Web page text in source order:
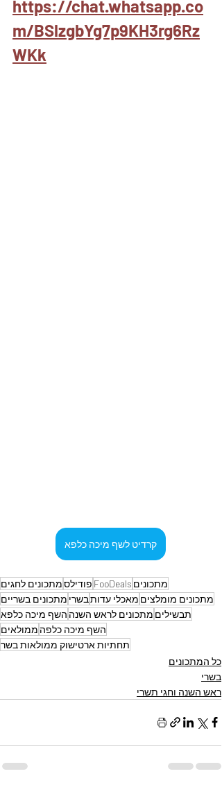
https://chat.whatsapp.co
m/BSlzgbYg7p9KH3rg6Rz
WKk
קרדיט לשף מיכה כלפא
מתכונים FooDeals פודילסמתכונים לחגים
מתכונים מומלצים מאכלי עדותבשרי מתכונים בשריים
תבשילים מתכונים לראש השנה השף מיכה כלפא
השף מיכה כלפה ממולאים
תחתיות ארטישוק ממולאות בשר
כל המתכונים
בשרי
ראש השנה וחגי תשרי